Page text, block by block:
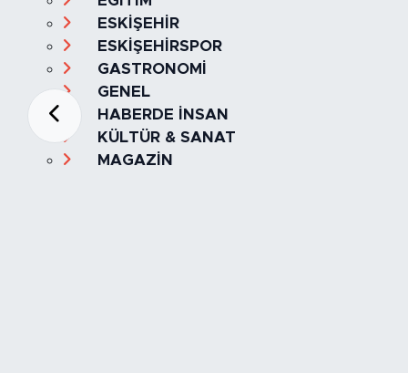
ESKİŞEHİR
ESKİŞEHİRSPOR
GASTRONOMİ
GENEL
HABERDE İNSAN
KÜLTÜR & SANAT
MAGAZİN